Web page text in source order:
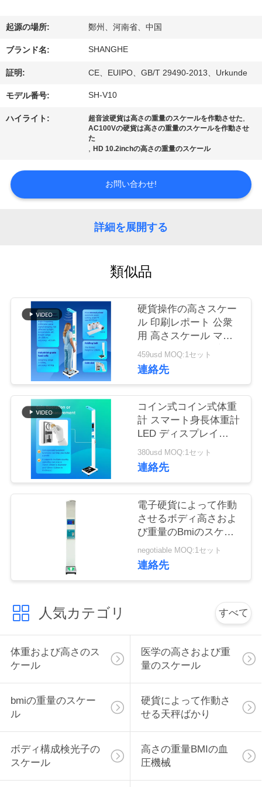
シ
ョ
わ
し
た
ツ
品
絡
く
だ
さ
い
引
金
起源の場所: 鄭州、河南省、中国
ブランド名: SHANGHE
証明: CE、EUIPO、GB/T 29490-2013、Urkunde
モデル番号: SH-V10
ハイライト: 超音波硬貨は高さの重量のスケールを作動させた,
AC100Vの硬貨は高さの重量のスケールを作動させ
た
,HD 10.2inchの高さの重量のスケール
お問い合わせ!
詳細を展開する
類似品
硬貨操作の高さスケー
ル 印刷レポート 公衆
用 高さスケール マシ
ン LCD カラー 超音波
高さ 重量測定 マシン
459usd MOQ:1セット
連絡先
コイン式コイン式体重
計 スマート身長体重計
LED ディスプレイ
OEM カスタマイズ可
能な医療スケール
380usd MOQ:1セット
連絡先
電子硬貨によって作動
させるボディ高さおよ
び重量のBmiのスケー
ル10.1のインチLcdス
クリーン
negotiable MOQ:1セット
連絡先
人気カテゴリ すべて
体重および高さのス
ケール
医学の高さおよび重
量のスケール
bmiの重量のスケー
ル
硬貨によって作動さ
せる天秤ばかり
ボディ構成検光子の
スケール
高さの重量BMIの血
圧機械